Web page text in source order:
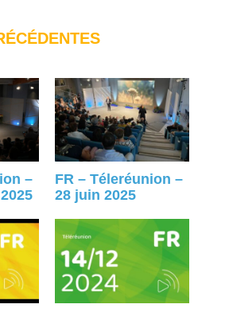
–
FR – Téleréunion –
28 juin 2025